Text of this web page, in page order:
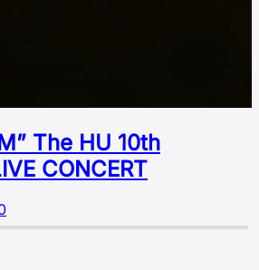
The HU 10th
CONCERT